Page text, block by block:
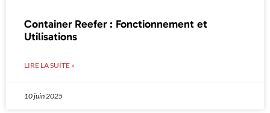
Container Reefer : Fonctionnement et
Utilisations
LIRE LA SUITE »
10 juin 2025